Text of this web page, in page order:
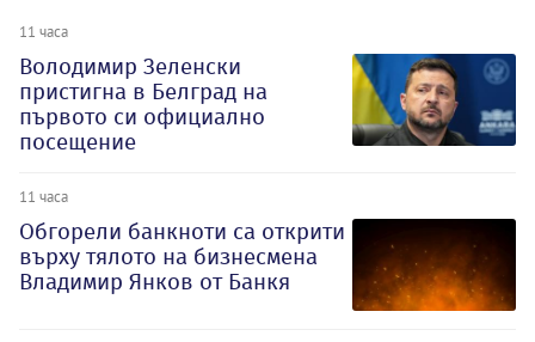
11 часа
Володимир Зеленски
пристигна в Белград на
първото си официално
посещение
11 часа
Обгорели банкноти са открити
върху тялото на бизнесмена
Владимир Янков от Банкя